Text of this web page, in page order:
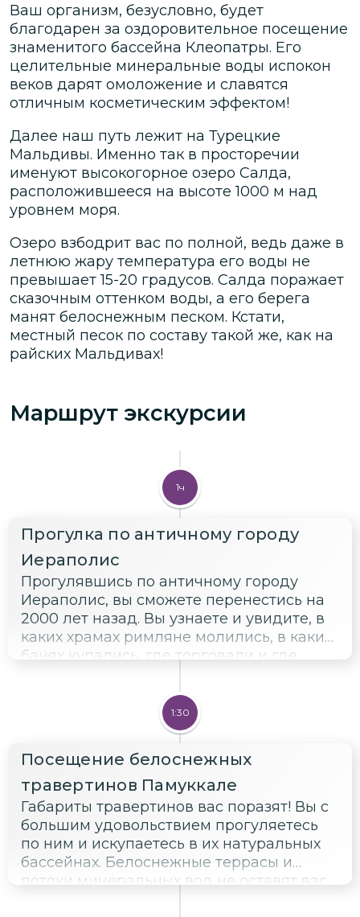
Ваш организм, безусловно, будет
благодарен за оздоровительное посещение
знаменитого бассейна Клеопатры. Его
целительные минеральные воды испокон
веков дарят омоложение и славятся
отличным косметическим эффектом!
Далее наш путь лежит на Турецкие
Мальдивы. Именно так в просторечии
именуют высокогорное озеро Салда,
расположившееся на высоте 1000 м над
уровнем моря.
Озеро взбодрит вас по полной, ведь даже в
летнюю жару температура его воды не
превышает 15-20 градусов. Салда поражает
сказочным оттенком воды, а его берега
манят белоснежным песком. Кстати,
местный песок по составу такой же, как на
райских Мальдивах!
Маршрут экскурсии
1ч
Прогулка по античному городу
Иераполис
Прогулявшись по античному городу
Иераполис, вы сможете перенестись на
2000 лет назад. Вы узнаете и увидите, в
каких храмах римляне молились, в каких
банях купались, где торговали и где
со всем этим вы ознакомитесь в
1:30
Посещение белоснежных
травертинов Памуккале
Габариты травертинов вас поразят! Вы с
большим удовольствием прогуляетесь
по ним и искупаетесь в их натуральных
бассейнах. Белоснежные террасы и
потоки минеральных вод не оставят вас